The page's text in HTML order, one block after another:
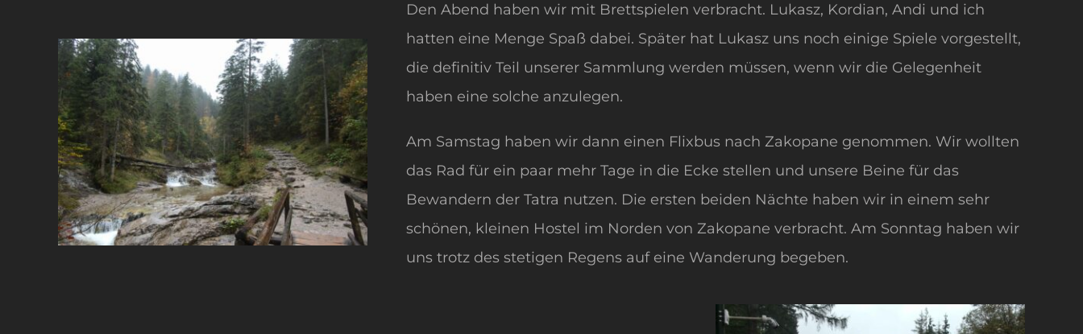
Den Abend haben wir mit Brettspielen verbracht. Lukasz, Kordian, Andi und ich
hatten eine Menge Spaß dabei. Später hat Lukasz uns noch einige Spiele vorgestellt,
die definitiv Teil unserer Sammlung werden müssen, wenn wir die Gelegenheit
haben eine solche anzulegen.
Am Samstag haben wir dann einen Flixbus nach Zakopane genommen. Wir wollten
das Rad für ein paar mehr Tage in die Ecke stellen und unsere Beine für das
Bewandern der Tatra nutzen. Die ersten beiden Nächte haben wir in einem sehr
schönen, kleinen Hostel im Norden von Zakopane verbracht. Am Sonntag haben wir
uns trotz des stetigen Regens auf eine Wanderung begeben.